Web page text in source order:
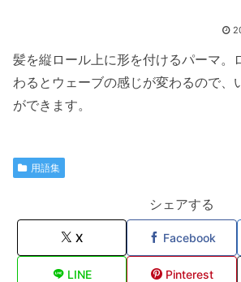
髪を縦ロール上に形を付けるパーマ。
わるとウェーブの感じが変わるので、
ができます。
用語集
シェアする
X Facebook
LINE Pinterest